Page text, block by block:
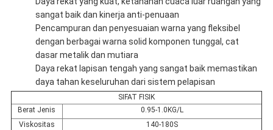
sangat baik dan kinerja anti-penuaan
Pencampuran dan penyesuaian warna yang fleksibel
dengan berbagai warna solid komponen tunggal, cat
dasar metalik dan mutiara
Daya rekat lapisan tengah yang sangat baik memastikan
daya tahan keseluruhan dari sistem pelapisan
SIFAT FISIK
Berat Jenis
0.95-1.0KG/L
Viskositas
140-180S